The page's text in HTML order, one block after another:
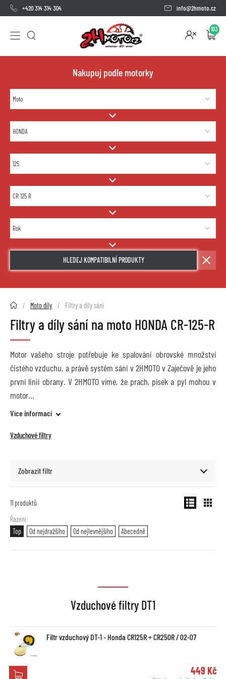
+420 314 314 304 info@2hmoto.cz
103
Nakupuj podle motorky
HLEDEJ KOMPATIBILNÍ PRODUKTY
2HMOTO.cz Moto díly Filtry a díly sání
Filtry a díly sání na moto HONDA CR-125-R
Motor vašeho stroje potřebuje ke spalování obrovské množství
čistého vzduchu, a právě systém sání v 2HMOTO v Zaječově je jeho
první linií obrany. V 2HMOTO víme, že prach, písek a pyl mohou v
motor
Více informací
Vzduchové filtry
Zobrazit filtr
11 produktů
Řazení
Top
Od nejdražšího Od nejlevnějšího Abecedně
Vzduchové filtry DT1
Filtr vzduchový DT-1 - Honda CR125R + CR250R / 02-07
449 Kč